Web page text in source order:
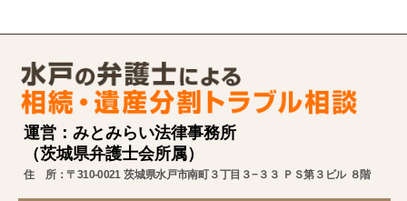
運営：みとみらい法律事務所
（茨城県弁護士会所属）
住 所：〒310-0021 茨城県水戸市南町３丁目３−３３ ＰＳ第３ビル ８階